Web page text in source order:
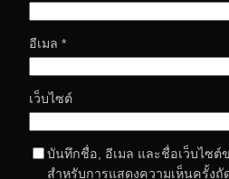
อีเมล *
เว็บไซต์
บันทึกชื่อ, อีเมล และชื่อเว็บไซต์
สำหรับการแสดงความเห็นครั้งถั